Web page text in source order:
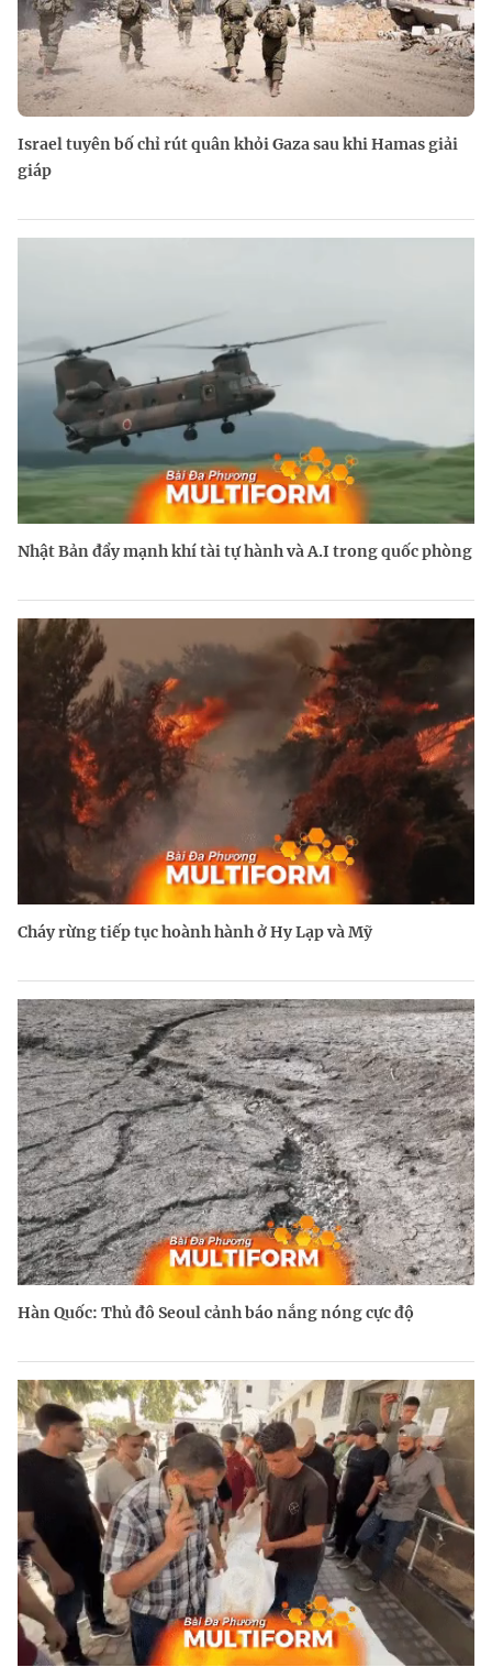
Israel tuyên bố chỉ rút quân khỏi Gaza sau khi Hamas giải
giáp
Nhật Bản đẩy mạnh khí tài tự hành và A.I trong quốc phòng
Cháy rừng tiếp tục hoành hành ở Hy Lạp và Mỹ
Hàn Quốc: Thủ đô Seoul cảnh báo nắng nóng cực độ